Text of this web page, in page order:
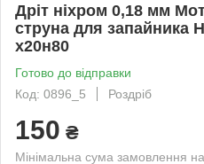
Дріт ніхром 0,18 мм
струна для запайника
х20н80
Готово до відправки
Код: 0896_5
Роздріб
150 ₴
Мінімальна сума замовлення